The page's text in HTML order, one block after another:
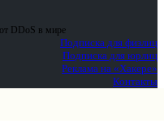
DDoS в мире
Подписка для физлиц
Подписка для юрлиц
Реклама на «Хакере»
Контакты